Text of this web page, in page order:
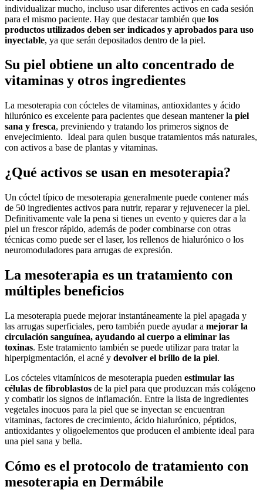
individualizar mucho, incluso usar diferentes activos en cada sesión
para el mismo paciente. Hay que destacar también que los
productos utilizados deben ser indicados y aprobados para uso
inyectable, ya que serán depositados dentro de la piel.
Su piel obtiene un alto concentrado de
vitaminas y otros ingredientes
La mesoterapia con cócteles de vitaminas, antioxidantes y ácido
hilurónico es excelente para pacientes que desean mantener la piel
sana y fresca, previniendo y tratando los primeros signos de
envejecimiento. Ideal para quien busque tratamientos más naturales,
con activos a base de plantas y vitaminas.
¿Qué activos se usan en mesoterapia?
Un cóctel típico de mesoterapia generalmente puede contener más
de 50 ingredientes activos para nutrir, reparar y rejuvenecer la piel.
Definitivamente vale la pena si tienes un evento y quieres dar a la
piel un frescor rápido, además de poder combinarse con otras
técnicas como puede ser el laser, los rellenos de hialurónico o los
neuromoduladores para arrugas de expresión.
La mesoterapia es un tratamiento con
múltiples beneficios
La mesoterapia puede mejorar instantáneamente la piel apagada y
las arrugas superficiales, pero también puede ayudar a mejorar la
circulación sanguínea, ayudando al cuerpo a eliminar las
toxinas. Este tratamiento también se puede utilizar para tratar la
hiperpigmentación, el acné y devolver el brillo de la piel.
Los cócteles vitamínicos de mesoterapia pueden estimular las
células de fibroblastos de la piel para que produzcan más colágeno
y combatir los signos de inflamación. Entre la lista de ingredientes
vegetales inocuos para la piel que se inyectan se encuentran
vitaminas, factores de crecimiento, ácido hialurónico, péptidos,
antioxidantes y oligoelementos que producen el ambiente ideal para
una piel sana y bella.
Cómo es el protocolo de tratamiento con
mesoterapia en Dermábile